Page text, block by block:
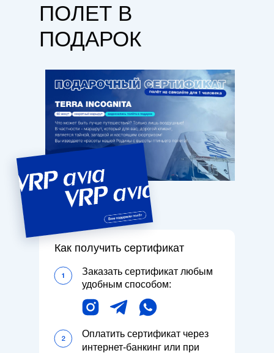
ПОЛЕТ В
ПОДАРОК
Как получить сертификат
Заказать сертификат любым
удобным способом:
Оплатить сертификат через
интернет-банкинг или при